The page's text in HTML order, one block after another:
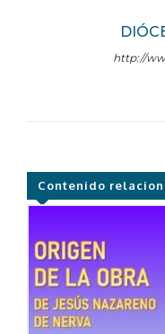
http://
Contenido